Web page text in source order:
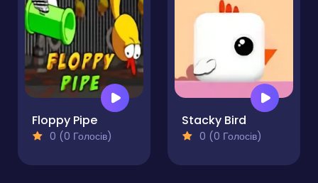
Floppy Pipe
0 (0 Голосів)
Stacky Bird
0 (0 Голосів)